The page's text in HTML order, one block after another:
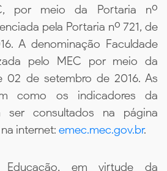
por meio da Portaria nº
pela Portaria nº 721, de
A denominação Faculdade
pelo MEC por meio da
02 de setembro de 2016. As
como os indicadores da
ser consultados na página
internet: emec.mec.gov.br.
em virtude da